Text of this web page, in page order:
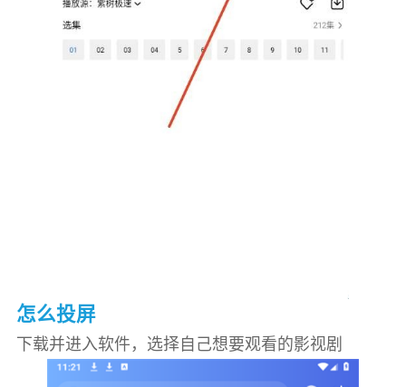
怎么投屏
下载并进入软件，选择自己想要观看的影视剧